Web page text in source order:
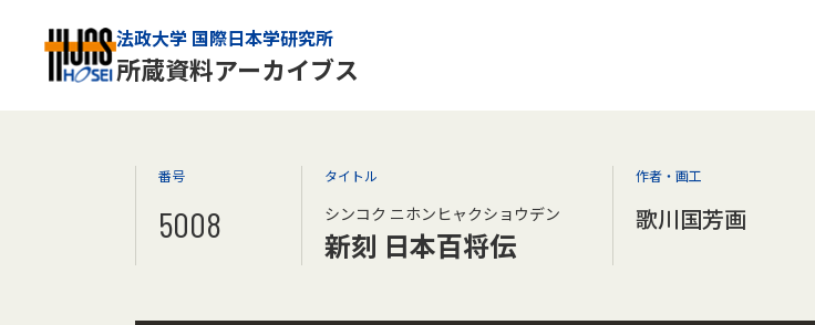
法政大学 国際日本学研究所
所蔵資料アーカイブス
番号
5008
タイトル
シンコク ニホンヒャクショウデン
新刻 日本百将伝
作者・画工
歌川国芳画